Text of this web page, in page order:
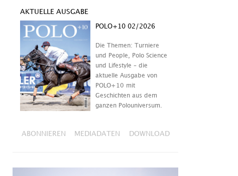
AKTUELLE AUSGABE
POLO+10 02/2026
Die Themen: Turniere
und People, Polo Science
und Lifestyle – die
aktuelle Ausgabe von
POLO+10 mit
Geschichten aus dem
ganzen Polouniversum.
ABONNIEREN MEDIADATEN DOWNLOAD